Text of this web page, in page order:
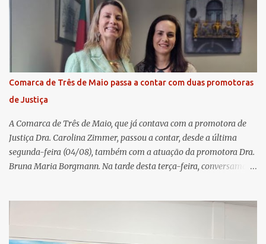
transmissão simultânea para os coordenadores capixabas, que
estavam reunidos em Cachoeiro de Itapemirim / ES. Durante a
Assembleia Geral Extraordinária, foram debatidas e aprovadas
pautas estratégicas, como a atualização da Política de
Remuneração dos Administradores Estatutários e do regulamento
do Fundo Social, reforçando o compromisso da cooperativa com a
transparência e a governança. No Encontro de Coordenadores de
Núcleo, o presidente da Sicredi União RS/ES, Sidnei Strejevitch, fez
um balanço das principais real...
Comarca de Três de Maio passa a contar com duas promotoras
de Justiça
A Comarca de Três de Maio, que já contava com a promotora de
Justiça Dra. Carolina Zimmer, passou a contar, desde a última
segunda-feira (04/08), também com a atuação da promotora Dra.
Bruna Maria Borgmann. Na tarde desta terça-feira, conversamos
para a comunidade, bem como a relevância da chegada da nova
colega, que contribuirá no andamento dos processos. A Dra. Bruna,